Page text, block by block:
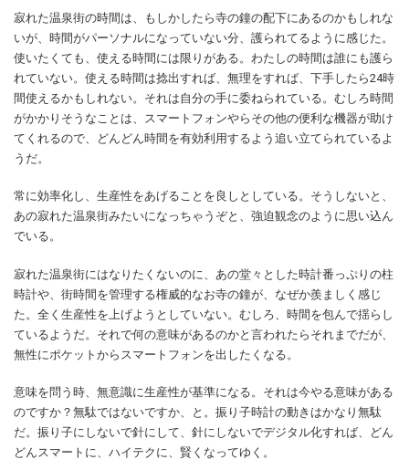
寂れた温泉街の時間は、もしかしたら寺の鐘の配下にあるのかもしれな
いが、時間がパーソナルになっていない分、護られてるように感じた。
使いたくても、使える時間には限りがある。わたしの時間は誰にも護ら
れていない。使える時間は捻出すれば、無理をすれば、下手したら24時
間使えるかもしれない。それは自分の手に委ねられている。むしろ時間
がかかりそうなことは、スマートフォンやらその他の便利な機器が助け
てくれるので、どんどん時間を有効利用するよう追い立てられているよ
うだ。
常に効率化し、生産性をあげることを良しとしている。そうしないと、
あの寂れた温泉街みたいになっちゃうぞと、強迫観念のように思い込ん
でいる。
寂れた温泉街にはなりたくないのに、あの堂々とした時計番っぷりの柱
時計や、街時間を管理する権威的なお寺の鐘が、なぜか羨ましく感じ
た。全く生産性を上げようとしていない。むしろ、時間を包んで揺らし
ているようだ。それで何の意味があるのかと言われたらそれまでだが、
無性にポケットからスマートフォンを出したくなる。
意味を問う時、無意識に生産性が基準になる。それは今やる意味がある
のですか？無駄ではないですか、と。振り子時計の動きはかなり無駄
だ。振り子にしないで針にして、針にしないでデジタル化すれば、どん
どんスマートに、ハイテクに、賢くなってゆく。